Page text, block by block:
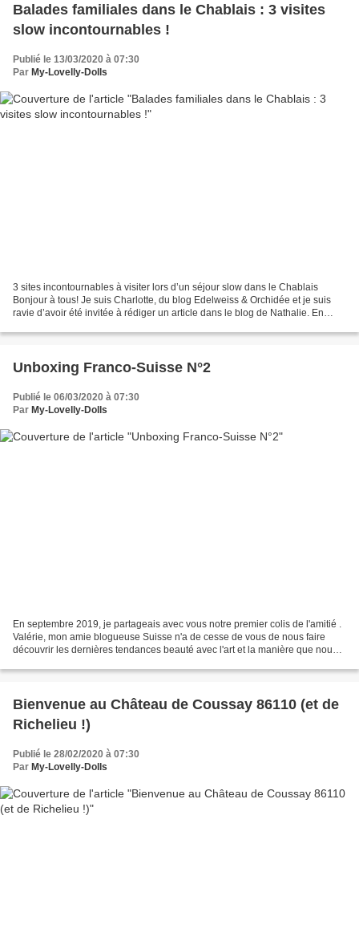
Balades familiales dans le Chablais : 3 visites
slow incontournables !
Publié le 13/03/2020 à 07:30
Par My-Lovelly-Dolls
3 sites incontournables à visiter lors d’un séjour slow dans le Chablais
Bonjour à tous! Je suis Charlotte, du blog Edelweiss & Orchidée et je suis
ravie d’avoir été invitée à rédiger un article dans le blog de Nathalie. En
Unboxing Franco-Suisse N°2
Publié le 06/03/2020 à 07:30
Par My-Lovelly-Dolls
En septembre 2019, je partageais avec vous notre premier colis de l'amitié .
Valérie, mon amie blogueuse Suisse n'a de cesse de vous de nous faire
découvrir les dernières tendances beauté avec l'art et la manière que nous
Bienvenue au Château de Coussay 86110 (et de
Richelieu !)
Publié le 28/02/2020 à 07:30
Par My-Lovelly-Dolls